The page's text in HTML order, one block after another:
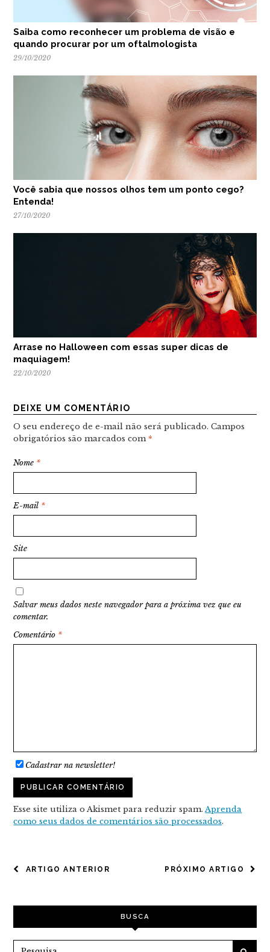
Saiba como reconhecer um problema de visão e
quando procurar por um oftalmologista
29/10/2020
Você sabia que nossos olhos tem um ponto cego?
Entenda!
27/10/2020
Arrase no Halloween com essas super dicas de
maquiagem!
22/10/2020
DEIXE UM COMENTÁRIO
O seu endereço de e-mail não será publicado. Campos
obrigatórios são marcados com *
Nome *
E-mail *
Site
Salvar meus dados neste navegador para a próxima vez que eu
comentar.
Comentário *
Cadastrar na newsletter!
Esse site utiliza o Akismet para reduzir spam.Aprenda
como seus dados de comentários são processados.
NAVEGAÇÃO
POST
PRÓXIMO ARTIGO
ARTIGO ANTERIOR
BUSCA